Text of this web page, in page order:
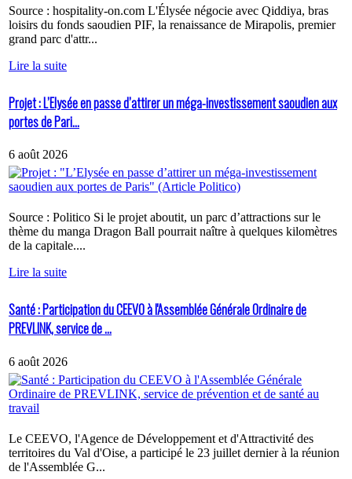
Source : hospitality-on.com L'Élysée négocie avec Qiddiya, bras
loisirs du fonds saoudien PIF, la renaissance de Mirapolis, premier
grand parc d'attr...
Lire la suite
Projet : L’Elysée en passe d’attirer un méga-investissement saoudien aux
portes de Pari...
6 août 2026
Source : Politico Si le projet aboutit, un parc d’attractions sur le
thème du manga Dragon Ball pourrait naître à quelques kilomètres
de la capitale....
Lire la suite
Santé : Participation du CEEVO à l'Assemblée Générale Ordinaire de
PREVLINK, service de ...
6 août 2026
Le CEEVO, l'Agence de Développement et d'Attractivité des
territoires du Val d'Oise, a participé le 23 juillet dernier à la réunion
de l'Assemblée G...